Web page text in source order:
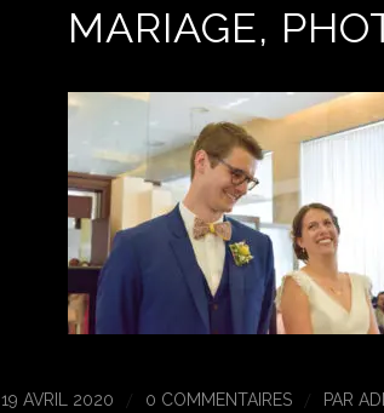
MARIAGE,
19 AVRIL 2020 / 0 COMMENTAIRES / PAR